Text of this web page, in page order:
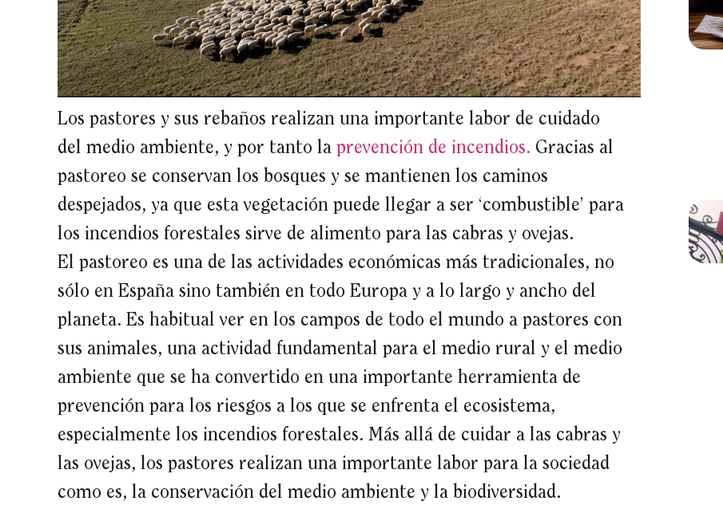
Los pastores y sus rebaños realizan una importante labor de cuidado
del medio ambiente, y por tanto la prevención de incendios. Gracias al
pastoreo se conservan los bosques y se mantienen los caminos
despejados, ya que esta vegetación puede llegar a ser ‘combustible’ para
los incendios forestales sirve de alimento para las cabras y ovejas.
El pastoreo es una de las actividades económicas más tradicionales, no
sólo en España sino también en todo Europa y a lo largo y ancho del
planeta. Es habitual ver en los campos de todo el mundo a pastores con
sus animales, una actividad fundamental para el medio rural y el medio
ambiente que se ha convertido en una importante herramienta de
prevención para los riesgos a los que se enfrenta el ecosistema,
especialmente los incendios forestales. Más allá de cuidar a las cabras y
las ovejas, los pastores realizan una importante labor para la sociedad
como es, la conservación del medio ambiente y la biodiversidad.